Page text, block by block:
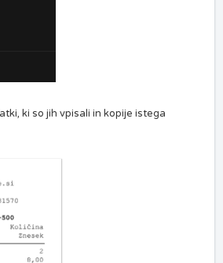
ki so jih vpisali in kopije istega